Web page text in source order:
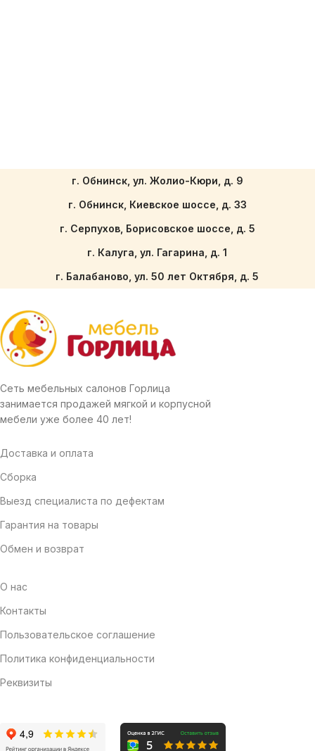
г. Обнинск, ул. Жолио-Кюри, д. 9
г. Обнинск, Киевское шоссе, д. 33
г. Серпухов, Борисовское шоссе, д. 5
г. Калуга, ул. Гагарина, д. 1
г. Балабаново, ул. 50 лет Октября, д. 5
Сеть мебельных салонов Горлица
занимается продажей мягкой и корпусной
мебели уже более 40 лет!
Доставка и оплата
Сборка
Выезд специалиста по дефектам
Гарантия на товары
Обмен и возврат
О нас
Контакты
Пользовательское соглашение
Политика конфиденциальности
Реквизиты